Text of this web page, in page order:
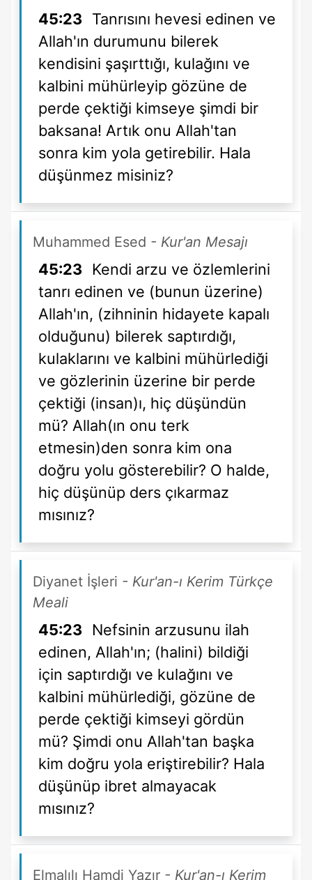
45:23 Tanrısını hevesi edinen ve
Allah'ın durumunu bilerek
kendisini şaşırttığı, kulağını ve
kalbini mühürleyip gözüne de
perde çektiği kimseye şimdi bir
baksana! Artık onu Allah'tan
sonra kim yola getirebilir. Hala
düşünmez misiniz?
Muhammed Esed - Kur'an Mesajı
45:23
Kendi arzu ve özlemlerini
tanrı edinen ve (bunun üzerine)
Allah'ın, (zihninin hidayete kapalı
olduğunu) bilerek saptırdığı,
kulaklarını ve kalbini mühürlediği
ve gözlerinin üzerine bir perde
çektiği (insan)ı, hiç düşündün
mü? Allah(ın onu terk
etmesin)den sonra kim ona
doğru yolu gösterebilir? O halde,
hiç düşünüp ders çıkarmaz
mısınız?
Diyanet İşleri - Kur'an-ı Kerim Türkçe
Meali
45:23
Nefsinin arzusunu ilah
edinen, Allah'ın; (halini) bildiği
için saptırdığı ve kulağını ve
kalbini mühürlediği, gözüne de
perde çektiği kimseyi gördün
mü? Şimdi onu Allah'tan başka
kim doğru yola eriştirebilir? Hala
düşünüp ibret almayacak
mısınız?
Elmalılı Hamdi Yazır - Kur'an-ı Kerim